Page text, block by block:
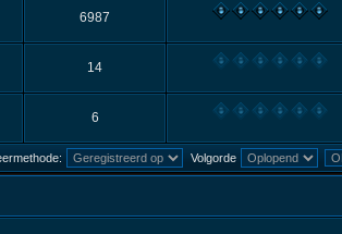
6987
14
6
Volgorde